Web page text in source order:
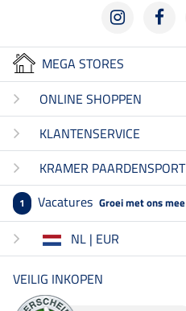
MEGA STORES
ONLINE SHOPPEN
KLANTENSERVICE
KRAMER PAARDENSPORT
1 Vacatures Groei met ons mee
NL | EUR
VEILIG INKOPEN